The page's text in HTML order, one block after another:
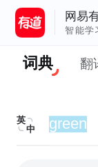
网易
智能学
词典 翻
英
中